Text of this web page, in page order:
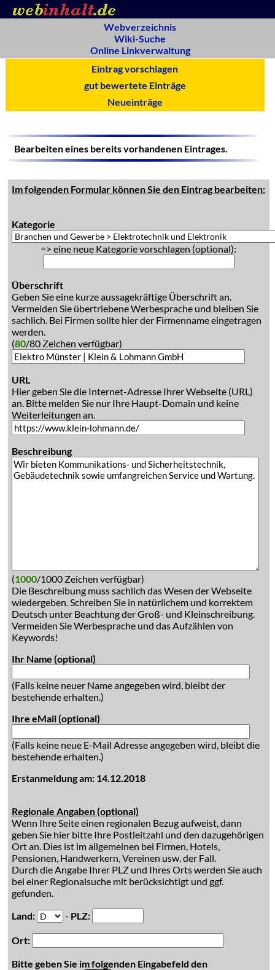
Webverzeichnis
Wiki-Suche
Online Linkverwaltung
Eintrag vorschlagen
gut bewertete Einträge
Neueinträge
Bearbeiten eines bereits vorhandenen Eintrages.
Im folgenden Formular können Sie den Eintrag bearbeiten:
Kategorie
=> eine neue Kategorie vorschlagen (optional):
Überschrift
Geben Sie eine kurze aussagekräftige Überschrift an.
Vermeiden Sie übertriebene Werbesprache und bleiben Sie
sachlich. Bei Firmen sollte hier der Firmenname eingetragen
werden.
(80/80 Zeichen verfügbar)
URL
Hier geben Sie die Internet-Adresse Ihrer Webseite (URL)
an. Bitte melden Sie nur Ihre Haupt-Domain und keine
Weiterleitungen an.
Beschreibung
(1000/1000 Zeichen verfügbar)
Die Beschreibung muss sachlich das Wesen der Webseite
wiedergeben. Schreiben Sie in natürlichem und korrektem
Deutsch unter Beachtung der Groß- und Kleinschreibung.
Vermeiden Sie Werbesprache und das Aufzählen von
Keywords!
Ihr Name (optional)
(Falls keine neuer Name angegeben wird, bleibt der
bestehende erhalten.)
Ihre eMail (optional)
(Falls keine neue E-Mail Adresse angegeben wird, bleibt die
bestehende erhalten.)
Erstanmeldung am: 14.12.2018
Regionale Angaben (optional)
Wenn Ihre Seite einen regionalen Bezug aufweist, dann
geben Sie hier bitte Ihre Postleitzahl und den dazugehörigen
Ort an. Dies ist im allgemeinen bei Firmen, Hotels,
Pensionen, Handwerkern, Vereinen usw. der Fall.
Durch die Angabe Ihrer PLZ und Ihres Orts werden Sie auch
bei einer Regionalsuche mit berücksichtigt und ggf.
gefunden.
Land:
- PLZ:
Ort:
Bitte geben Sie im folgenden Eingabefeld den